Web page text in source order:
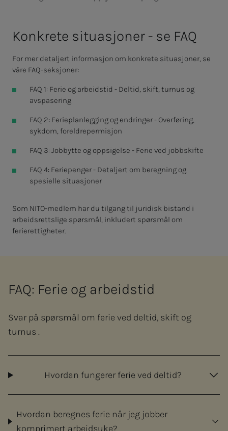
Kon­kre­­­te si­tua­­­sjo­­­ner - se FAQ
For mer detaljert informasjon om konkrete situasjoner, se
våre FAQ-seksjoner:
FAQ 1: Ferie og arbeidstid - Deltid, skift, turnus og
avspasering
FAQ 2: Ferieplanlegging og endringer - Overføring,
sykdom, foreldrepermisjon
FAQ 3: Jobbytte og oppsigelse - Ferie ved jobbskifte
FAQ 4: Feriepenger - Detaljert om beregning og
spesielle situasjoner
Som NITO-medlem har du tilgang til juridisk bistand i
arbeidsrettslige spørsmål, inkludert spørsmål om
ferierettigheter.
FAQ: Ferie og arbeidstid
Svar på spørsmål om ferie ved deltid, skift og
turnus .
Hvordan fungerer ferie ved deltid?
Hvordan beregnes ferie når jeg jobber
komprimert arbeidsuke?